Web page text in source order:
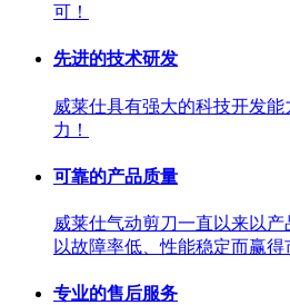
可！
先进的技术研发
威莱仕具有强大的科技开发
力！
可靠的产品质量
威莱仕气动剪刀一直以来以
以故障率低、性能稳定而赢得
专业的售后服务